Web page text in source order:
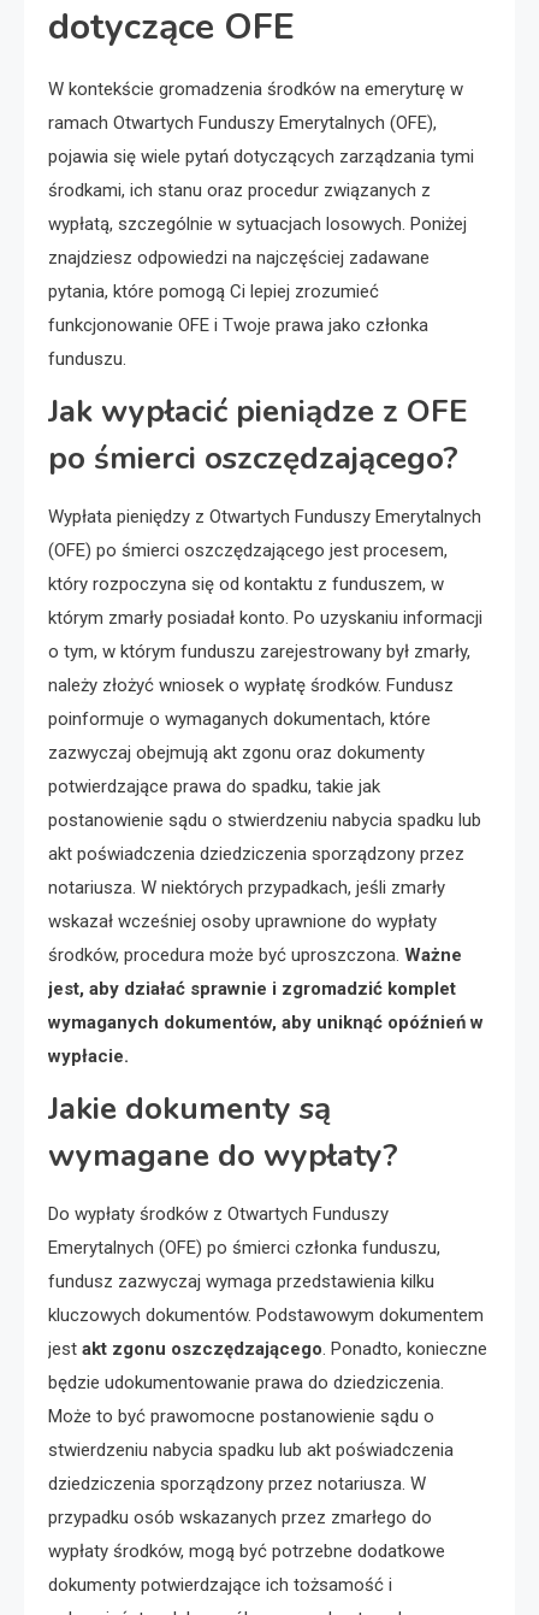
dotyczące OFE
W kontekście gromadzenia środków na emeryturę w
ramach Otwartych Funduszy Emerytalnych (OFE),
pojawia się wiele pytań dotyczących zarządzania tymi
środkami, ich stanu oraz procedur związanych z
wypłatą, szczególnie w sytuacjach losowych. Poniżej
znajdziesz odpowiedzi na najczęściej zadawane
pytania, które pomogą Ci lepiej zrozumieć
funkcjonowanie OFE i Twoje prawa jako członka
funduszu.
Jak wypłacić pieniądze z OFE
po śmierci oszczędzającego?
Wypłata pieniędzy z Otwartych Funduszy Emerytalnych
(OFE) po śmierci oszczędzającego jest procesem,
który rozpoczyna się od kontaktu z funduszem, w
którym zmarły posiadał konto. Po uzyskaniu informacji
o tym, w którym funduszu zarejestrowany był zmarły,
należy złożyć wniosek o wypłatę środków. Fundusz
poinformuje o wymaganych dokumentach, które
zazwyczaj obejmują akt zgonu oraz dokumenty
potwierdzające prawa do spadku, takie jak
postanowienie sądu o stwierdzeniu nabycia spadku lub
akt poświadczenia dziedziczenia sporządzony przez
notariusza. W niektórych przypadkach, jeśli zmarły
wskazał wcześniej osoby uprawnione do wypłaty
środków, procedura może być uproszczona. Ważne
jest, aby działać sprawnie i zgromadzić komplet
wymaganych dokumentów, aby uniknąć opóźnień w
wypłacie.
Jakie dokumenty są
wymagane do wypłaty?
Do wypłaty środków z Otwartych Funduszy
Emerytalnych (OFE) po śmierci członka funduszu,
fundusz zazwyczaj wymaga przedstawienia kilku
kluczowych dokumentów. Podstawowym dokumentem
jest akt zgonu oszczędzającego. Ponadto, konieczne
będzie udokumentowanie prawa do dziedziczenia.
Może to być prawomocne postanowienie sądu o
stwierdzeniu nabycia spadku lub akt poświadczenia
dziedziczenia sporządzony przez notariusza. W
przypadku osób wskazanych przez zmarłego do
wypłaty środków, mogą być potrzebne dodatkowe
dokumenty potwierdzające ich tożsamość i